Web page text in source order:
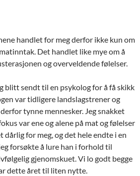
handlet for meg derfor ikke kun om
Det handlet like mye om å
og overveldende følelser.
blitt sendt til en psykolog for å få skikk
var tidligere landslagstrener og
tynne mennesker. Jeg snakket
var ene og alene på mat og følelser
for meg, og det hele endte i en
forsøkte å lure han i forhold til
gjenomskuet. Vi lo godt begge
dette året til liten nytte.